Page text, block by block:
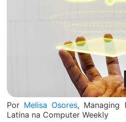
Por Melisa Osores, Managing
Latina na Computer Weekly